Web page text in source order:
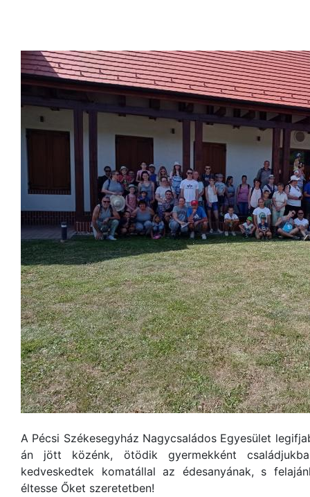
A Pécsi Székesegyház Nagycsaládos Egyesület
án jött közénk, ötödik gyermekként
kedveskedtek komatállal az édesanyának, s
éltesse Őket szeretetben!